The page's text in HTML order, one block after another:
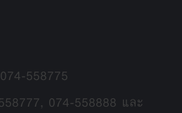
558775
074-558888 และ